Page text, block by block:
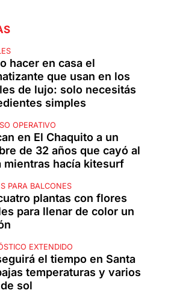
hacer en casa el
que usan en los
de lujo: solo necesitás
simples
OPERATIVO
en El Chaquito a un
de 32 años que cayó al
mientras hacía kitesurf
PARA BALCONES
plantas con flores
para llenar de color un
EXTENDIDO
el tiempo en Santa
temperaturas y varios
sol